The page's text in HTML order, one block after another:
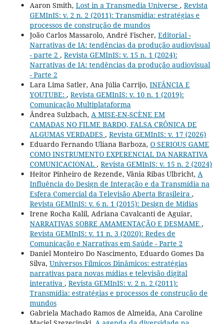
Aaron Smith, Lost in a Transmedia Universe , Revista
GEMInIS: v. 2 n. 2 (2011): Transmídia: estratégias e
processos de construção de mundos
João Carlos Massarolo, André Fischer, Editorial -
Narrativas de IA: tendências da produção audiovisual
- parte 2 , Revista GEMInIS: v. 15 n. 1 (2024):
Narrativas de IA: tendências da produção audiovisual
- Parte 2
Lara Lima Satler, Ana Júlia Carrijo, INFÂNCIA E
YOUTUBE: , Revista GEMInIS: v. 10 n. 1 (2019):
Comunicação Multiplataforma
Ândrea Sulzbach, A MISE-EN-SCÈNE EM
CAMADAS NO FILME BARDO, FALSA CRÔNICA DE
ALGUMAS VERDADES , Revista GEMInIS: v. 17 (2026)
Eduardo Fernando Uliana Barboza, O SERIOUS GAME
COMO INSTRUMENTO EXPERENCIAL DA NARRATIVA
COMUNICACIONAL , Revista GEMInIS: v. 15 n. 2 (2024)
Heitor Pinheiro de Rezende, Vânia Ribas Ulbricht, A
Influência do Design de Interação e da Transmídia na
Esfera Comercial da Televisão Aberta Brasileira ,
Revista GEMInIS: v. 6 n. 1 (2015): Design de Mídias
Irene Rocha Kalil, Adriana Cavalcanti de Aguiar,
NARRATIVAS SOBRE AMAMENTAÇÃO E DESMAME ,
Revista GEMInIS: v. 11 n. 3 (2020): Redes de
Comunicação e Narrativas em Saúde - Parte 2
Daniel Monteiro Do Nascimento, Eduardo Gomes Da
Silva, Universos Fílmicos Dinâmicos: estratégias
narrativas para novas mídias e televisão digital
interativa , Revista GEMInIS: v. 2 n. 2 (2011):
Transmídia: estratégias e processos de construção de
mundos
Gabriela Machado Ramos de Almeida, Ana Caroline